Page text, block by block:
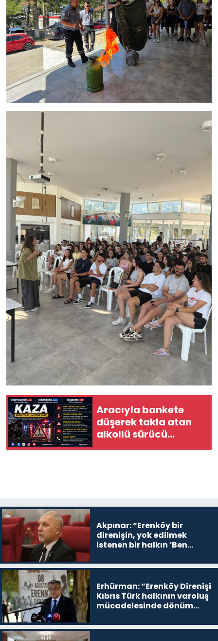
Aracıyla bankete
düşerek takla atan
alkollü sürücü
yaralandı
Akpınar: “Erenköy bir
direnişin, yok edilmek
istenen bir halkın ‘Ben
devam edeceğim’ dediği
Erhürman: “Erenköy Direnişi
Kıbrıs Türk halkının varoluş
mücadelesinde dönüm